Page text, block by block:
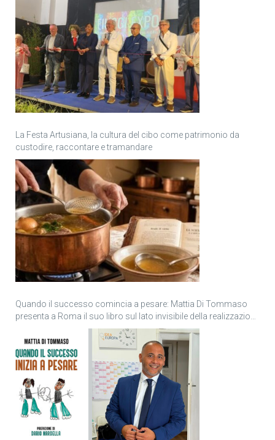
La Festa Artusiana, la cultura del cibo come patrimonio da
custodire, raccontare e tramandare
Quando il successo comincia a pesare: Mattia Di Tommaso
presenta a Roma il suo libro sul lato invisibile della realizzazione